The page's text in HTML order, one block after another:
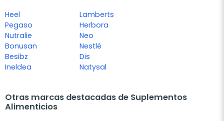
Heel
Pegaso
Nutralie
Bonusan
Besibz
Ineldea
Lamberts
Herbora
Neo
Nestlé
Dis
Natysal
Otras marcas destacadas de Suplementos
Alimenticios